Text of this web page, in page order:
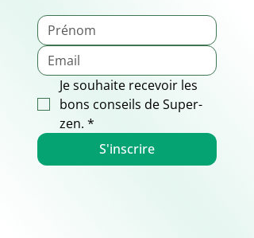
Je souhaite recevoir les
bons conseils de Super-
zen. *
S'inscrire